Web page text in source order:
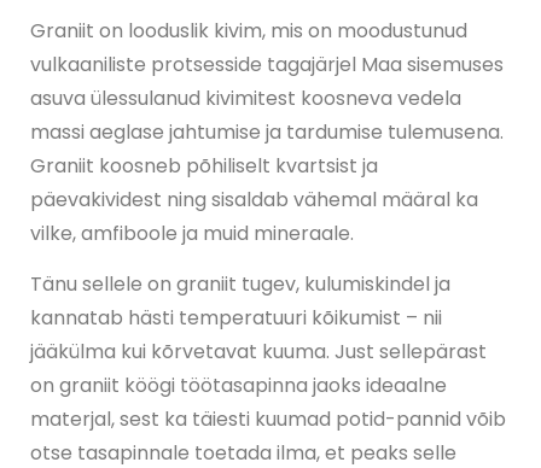
Graniit on looduslik kivim, mis on moodustunud
vulkaaniliste protsesside tagajärjel Maa sisemuses
asuva ülessulanud kivimitest koosneva vedela
massi aeglase jahtumise ja tardumise tulemusena.
Graniit koosneb põhiliselt kvartsist ja
päevakividest ning sisaldab vähemal määral ka
vilke, amfiboole ja muid mineraale.
Tänu sellele on graniit tugev, kulumiskindel ja
kannatab hästi temperatuuri kõikumist – nii
jääkülma kui kõrvetavat kuuma. Just sellepärast
on graniit köögi töötasapinna jaoks ideaalne
materjal, sest ka täiesti kuumad potid-pannid võib
otse tasapinnale toetada ilma, et peaks selle